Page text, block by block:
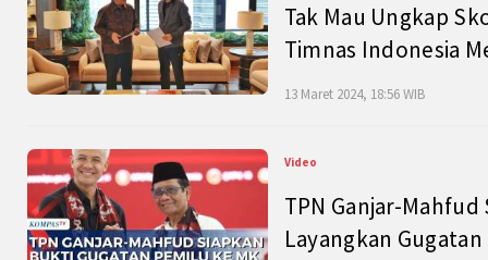
Tak Mau Ungkap
Timnas Indonesia
13 Maret 2024, 18:56 WIB
Video
TPN Ganjar-
Layangkan